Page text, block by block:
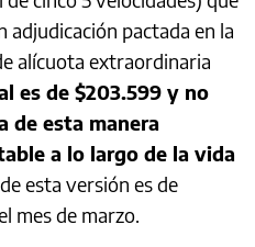
adjudicación pactada en la
alícuota extraordinaria
es de $203.599 y no
de esta manera
a lo largo de la vida
esta versión es de
mes de marzo.